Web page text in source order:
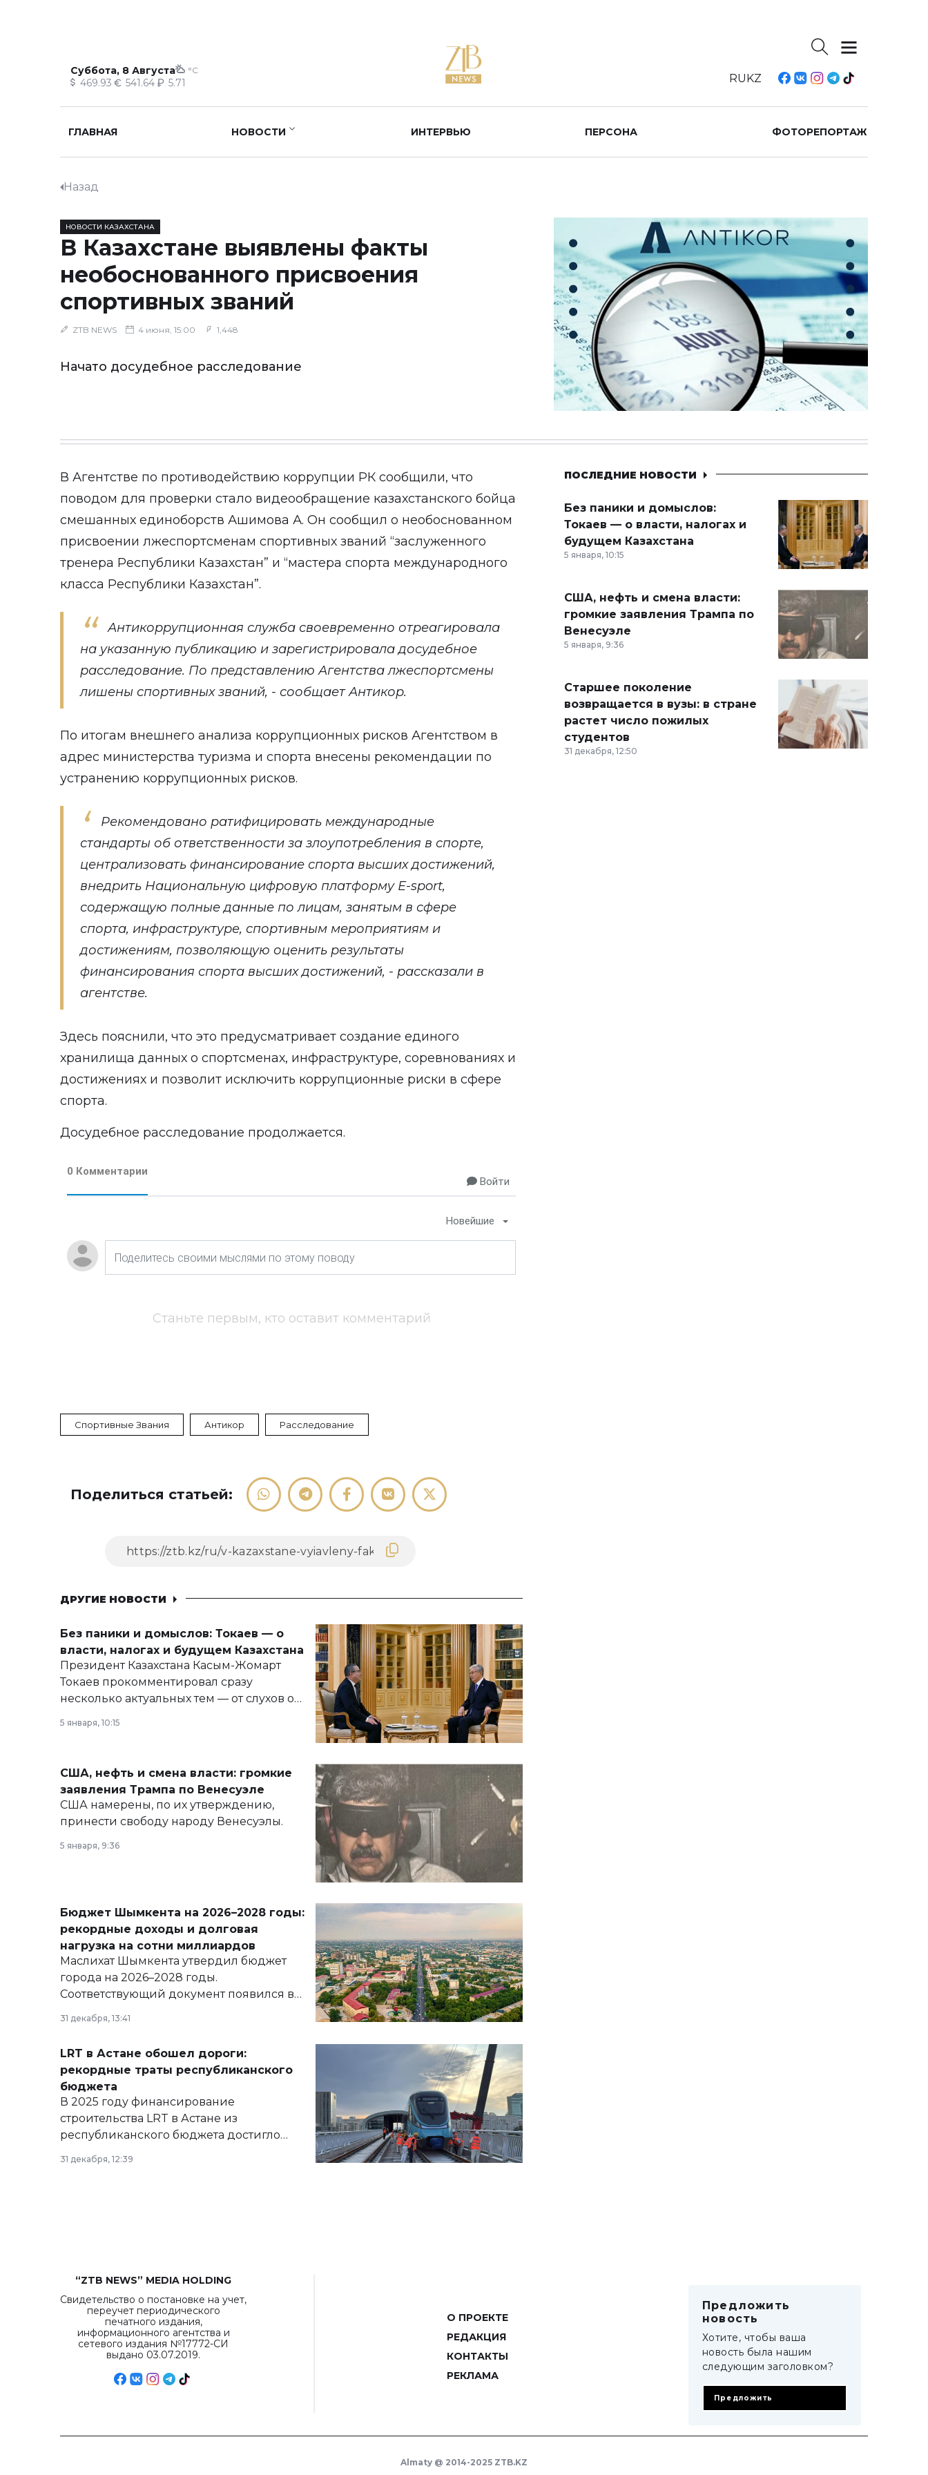
Суббота, 8 Августа °C
469.93 541.64 5.71 RUKZ
ГЛАВНАЯ НОВОСТИ ИНТЕРВЬЮ ПЕРСОНА ФОТОРЕПОРТАЖ
Назад
НОВОСТИ КАЗАХСТАНА
В Казахстане выявлены факты
необоснованного присвоения
спортивных званий
ZTB NEWS 4 июня, 15:00 1,448
Начато досудебное расследование
В Агентстве по противодействию коррупции РК сообщили, что
поводом для проверки стало видеообращение казахстанского бойца
смешанных единоборств Ашимова А. Он сообщил о необоснованном
присвоении лжеспортсменам спортивных званий “заслуженного
тренера Республики Казахстан” и “мастера спорта международного
класса Республики Казахстан”.
Антикоррупционная служба своевременно отреагировала
на указанную публикацию и зарегистрировала досудебное
расследование. По представлению Агентства лжеспортсмены
лишены спортивных званий, - сообщает Антикор.
По итогам внешнего анализа коррупционных рисков Агентством в
адрес министерства туризма и спорта внесены рекомендации по
устранению коррупционных рисков.
Рекомендовано ратифицировать международные
стандарты об ответственности за злоупотребления в спорте,
централизовать финансирование спорта высших достижений,
внедрить Национальную цифровую платформу Е-sport,
содержащую полные данные по лицам, занятым в сфере
спорта, инфраструктуре, спортивным мероприятиям и
достижениям, позволяющую оценить результаты
финансирования спорта высших достижений, - рассказали в
агентстве.
Здесь пояснили, что это предусматривает создание единого
хранилища данных о спортсменах, инфраструктуре, соревнованиях и
достижениях и позволит исключить коррупционные риски в сфере
спорта.
Досудебное расследование продолжается.
0 Комментарии
Войти
Новейшие
Станьте первым, кто оставит комментарий
Спортивные Звания Антикор Расследование
Поделиться статьей:
ДРУГИЕ НОВОСТИ
Без паники и домыслов: Токаев — о
власти, налогах и будущем Казахстана
Президент Казахстана Касым-Жомарт
Токаев прокомментировал сразу
несколько актуальных тем — от слухов о
армии, экономики и личного здоровья.
5 января, 10:15
США, нефть и смена власти: громкие
заявления Трампа по Венесуэле
США намерены, по их утверждению,
принести свободу народу Венесуэлы.
5 января, 9:36
Бюджет Шымкента на 2026–2028 годы:
рекордные доходы и долговая
нагрузка на сотни миллиардов
Маслихат Шымкента утвердил бюджет
города на 2026–2028 годы.
Соответствующий документ появился в
базе нормативных правовых актов и на
сайте маслихат города.
31 декабря, 13:41
LRT в Астане обошел дороги:
рекордные траты республиканского
бюджета
В 2025 году финансирование
строительства LRT в Астане из
республиканского бюджета достигло
рекордных объемов.
31 декабря, 12:39
ПОСЛЕДНИЕ НОВОСТИ
Без паники и домыслов:
Токаев — о власти, налогах и
будущем Казахстана
5 января, 10:15
США, нефть и смена власти:
громкие заявления Трампа по
Венесуэле
5 января, 9:36
Старшее поколение
возвращается в вузы: в стране
растет число пожилых
студентов
31 декабря, 12:50
“ZTB NEWS” MEDIA HOLDING
Свидетельство о постановке на учет,
переучет периодического
печатного издания,
информационного агентства и
сетевого издания №17772-СИ
выдано 03.07.2019.
О ПРОЕКТЕ
РЕДАКЦИЯ
КОНТАКТЫ
РЕКЛАМА
Предложить
новость
Хотите, чтобы ваша
новость была нашим
следующим заголовком?
Предложить
Almaty @ 2014-2025 ZTB.KZ